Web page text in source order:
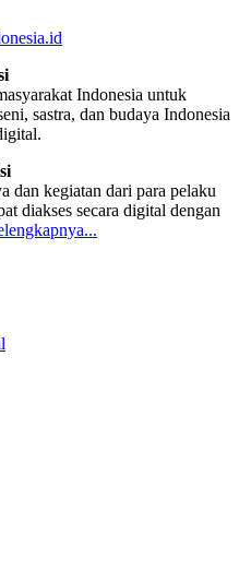
Indonesia untuk
sastra, dan budaya Indonesia
kegiatan dari para pelaku
diakses secara digital dengan